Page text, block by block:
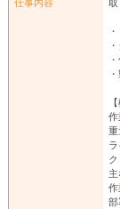
仕事内容 取
作
重
主
作
部